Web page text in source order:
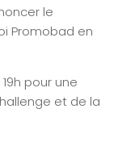
le
Promobad en
pour une
et de la